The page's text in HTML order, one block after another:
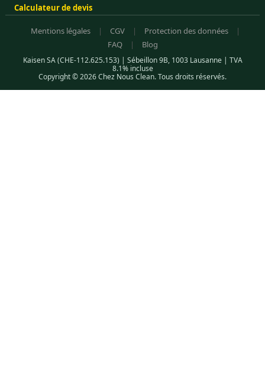
Calculateur de devis
Mentions légales | CGV | Protection des données
|
FAQ
| Blog
Kaisen SA (CHE-112.625.153) | Sébeillon 9B, 1003 Lausanne | TVA
8.1% incluse
Copyright © 2026 Chez Nous Clean. Tous droits réservés.